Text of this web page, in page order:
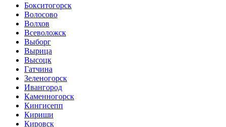
Бокситогорск
Волосово
Волхов
Всеволожск
Выборг
Вырица
Высоцк
Гатчина
Зеленогорск
Ивангород
Каменногорск
Кингисепп
Кириши
Кировск